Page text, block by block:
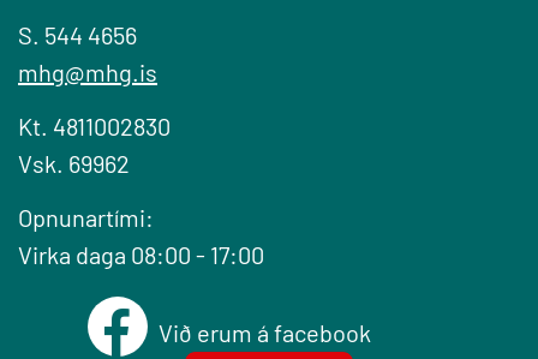
S. 544 4656
mhg@mhg.is
Kt. 4811002830
Vsk. 69962
Opnunartími:
Virka daga 08:00 - 17:00
Við erum á facebook